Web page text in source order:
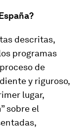
descritas,
programas
de
y riguroso,
lugar,
sobre el